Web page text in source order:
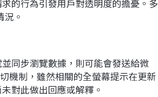
的行為引發用戶對透明度的擔憂。多
。
同步瀏覽數據，則可能會發送給微
機制，雖然相關的全螢幕提示在更新
對此做出回應或解釋。